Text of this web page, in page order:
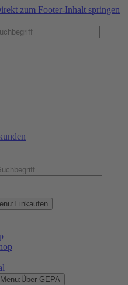
zum Footer-Inhalt springen
Einkaufen
Über GEPA